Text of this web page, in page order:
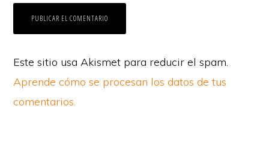
Este sitio usa Akismet para reducir el spam.
Aprende cómo se procesan los datos de tus
comentarios.